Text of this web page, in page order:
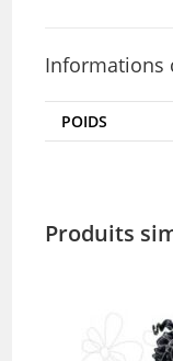
Informations
POIDS
Produits